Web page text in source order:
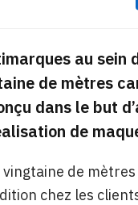
au sein
de mètres
dans le but
de
de
chez les